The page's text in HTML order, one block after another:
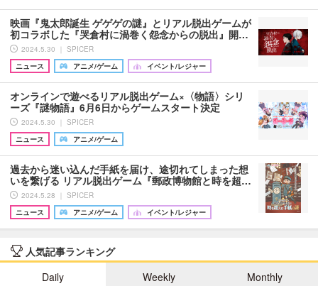
映画『鬼太郎誕生 ゲゲゲの謎』とリアル脱出ゲームが
初コラボした『哭倉村に渦巻く怨念からの脱出』開…
2024.5.30 ｜ SPICER
ニュース
アニメ/ゲーム イベント/レジャー
オンラインで遊べるリアル脱出ゲーム×〈物語〉シリ
ーズ『謎物語』6月6日からゲームスタート決定
2024.5.30 ｜ SPICER
ニュース
アニメ/ゲーム
過去から迷い込んだ手紙を届け、途切れてしまった想
いを繋げる リアル脱出ゲーム『郵政博物館と時を超…
2024.5.28 ｜ SPICER
ニュース
アニメ/ゲーム イベント/レジャー
人気記事ランキング
Daily
Weekly Monthly